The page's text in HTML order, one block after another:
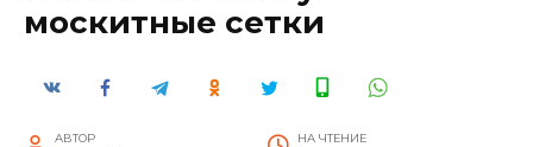
москитные сетки
АВТОР НА ЧТЕНИЕ